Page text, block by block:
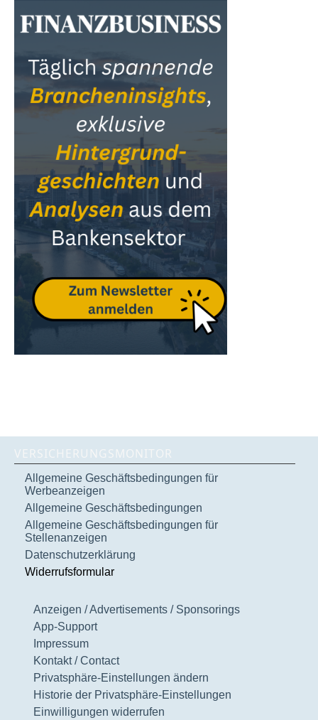
VERSICHERUNGSMONITOR
Allgemeine Geschäftsbedingungen für
Werbeanzeigen
Allgemeine Geschäftsbedingungen
Allgemeine Geschäftsbedingungen für
Stellenanzeigen
Datenschutzerklärung
Widerrufsformular
Anzeigen / Advertisements / Sponsorings
App-Support
Impressum
Kontakt / Contact
Privatsphäre-Einstellungen ändern
Historie der Privatsphäre-Einstellungen
Einwilligungen widerrufen